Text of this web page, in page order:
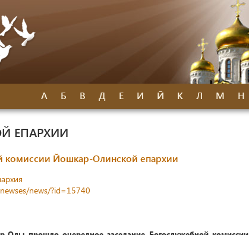
А Б В Д Е И Й К Л М Н
ЕПАРХИИ
комиссии Йошкар-Олинской епархии
news/?id=15740